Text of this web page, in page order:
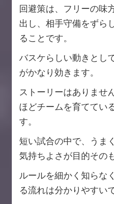
回避策は、フリーの味
出し、相手守備をずら
ることです。
バスケらしい動きとして
がかなり効きます。
ストーリーはありませ
ほどチームを育ててい
す。
短い試合の中で、うま
気持ちよさが目的その
ルールを細かく知らな
る流れは分かりやすい